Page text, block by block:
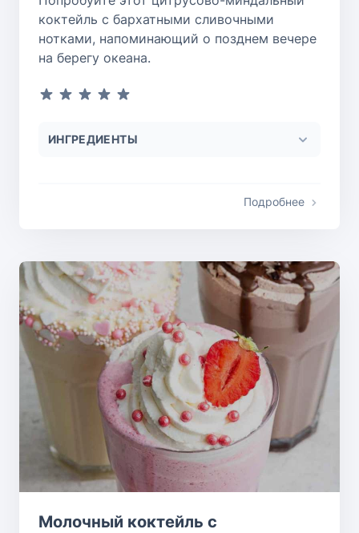
коктейль с бархатными сливочными
нотками, напоминающий о позднем вечере
на берегу океана.
ИНГРЕДИЕНТЫ
Подробнее
Молочный коктейль с